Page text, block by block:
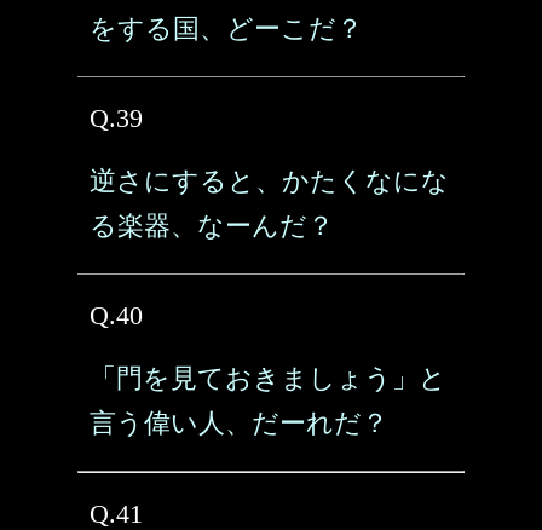
をする国、どーこだ？
Q.39
逆さにすると、かたくなにな
る楽器、なーんだ？
Q.40
「門を見ておきましょう」と
言う偉い人、だーれだ？
Q.41